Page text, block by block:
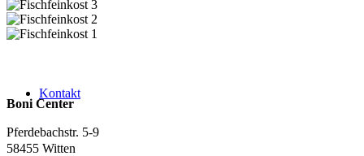
Kontakt
Boni Center
Pferdebachstr. 5-9
58455 Witten